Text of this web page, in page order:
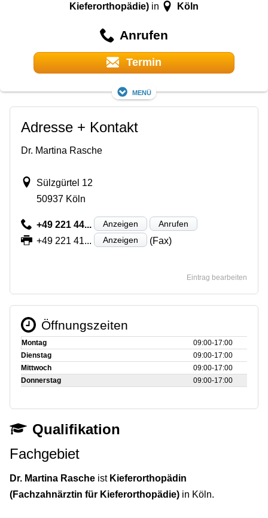
Kieferorthopädie) in Köln
Anrufen
Termin
Menü
Adresse + Kontakt
Dr. Martina Rasche
Sülzgürtel 12
50937 Köln
+49 221 44... Anzeigen Anrufen
+49 221 41... Anzeigen (Fax)
Eintrag bearbeiten
Öffnungszeiten
Montag
09:00‑17:00
Dienstag
09:00‑17:00
Mittwoch
09:00‑17:00
Donnerstag
09:00‑17:00
Qualifikation
Fachgebiet
Dr. Martina Rasche ist Kieferorthopädin
(Fachzahnärztin für Kieferorthopädie) in Köln.